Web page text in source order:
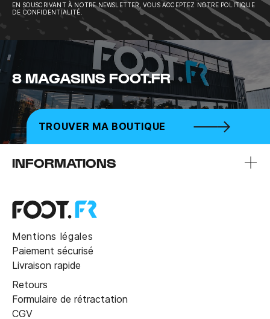
EN SOUSCRIVANT À NOTRE NEWSLETTER, VOUS ACCEPTEZ NOTRE POLITIQUE
DE CONFIDENTIALITÉ.
8 MAGASINS FOOT.FR
TROUVER MA BOUTIQUE
INFORMATIONS
Mentions légales
Paiement sécurisé
Livraison rapide
Retours
Formulaire de rétractation
CGV